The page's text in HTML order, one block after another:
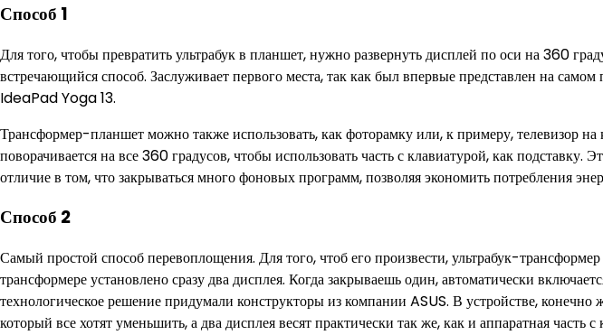
Способ 1
Для того, чтобы превратить ультрабук в планшет, нужно развернуть дисплей по оси на 360
встречающийся способ. Заслуживает первого места, так как был впервые представлен на
IdeaPad Yoga 13.
Трансформер-планшет можно также использовать, как фоторамку или, к примеру, телевизор на
поворачивается на все 360 градусов, чтобы использовать часть с клавиатурой, как подставку.
отличие в том, что закрываться много фоновых программ, позволяя экономить потребления
Способ 2
Самый простой способ перевоплощения. Для того, чтоб его произвести, ультрабук-
трансформере установлено сразу два дисплея. Когда закрываешь один, автоматически
технологическое решение придумали конструкторы из компании ASUS. В устройстве, конечно
который все хотят уменьшить, а два дисплея весят практически так же, как и аппаратная часть с